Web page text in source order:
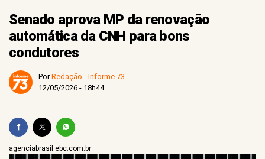
Senado aprova MP da renovação
automática da CNH para bons
condutores
PorRedação - Informe 73
12/05/2026 - 18h44
agenciabrasil.ebc.com.br